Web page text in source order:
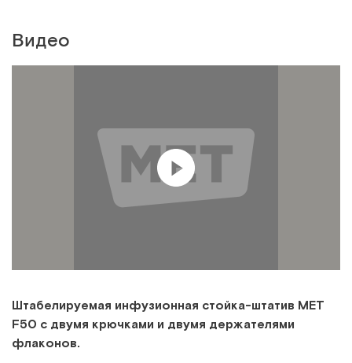
Видео
Штабелируемая инфузионная стойка-штатив МЕТ
F50 с двумя крючками и двумя держателями
флаконов.